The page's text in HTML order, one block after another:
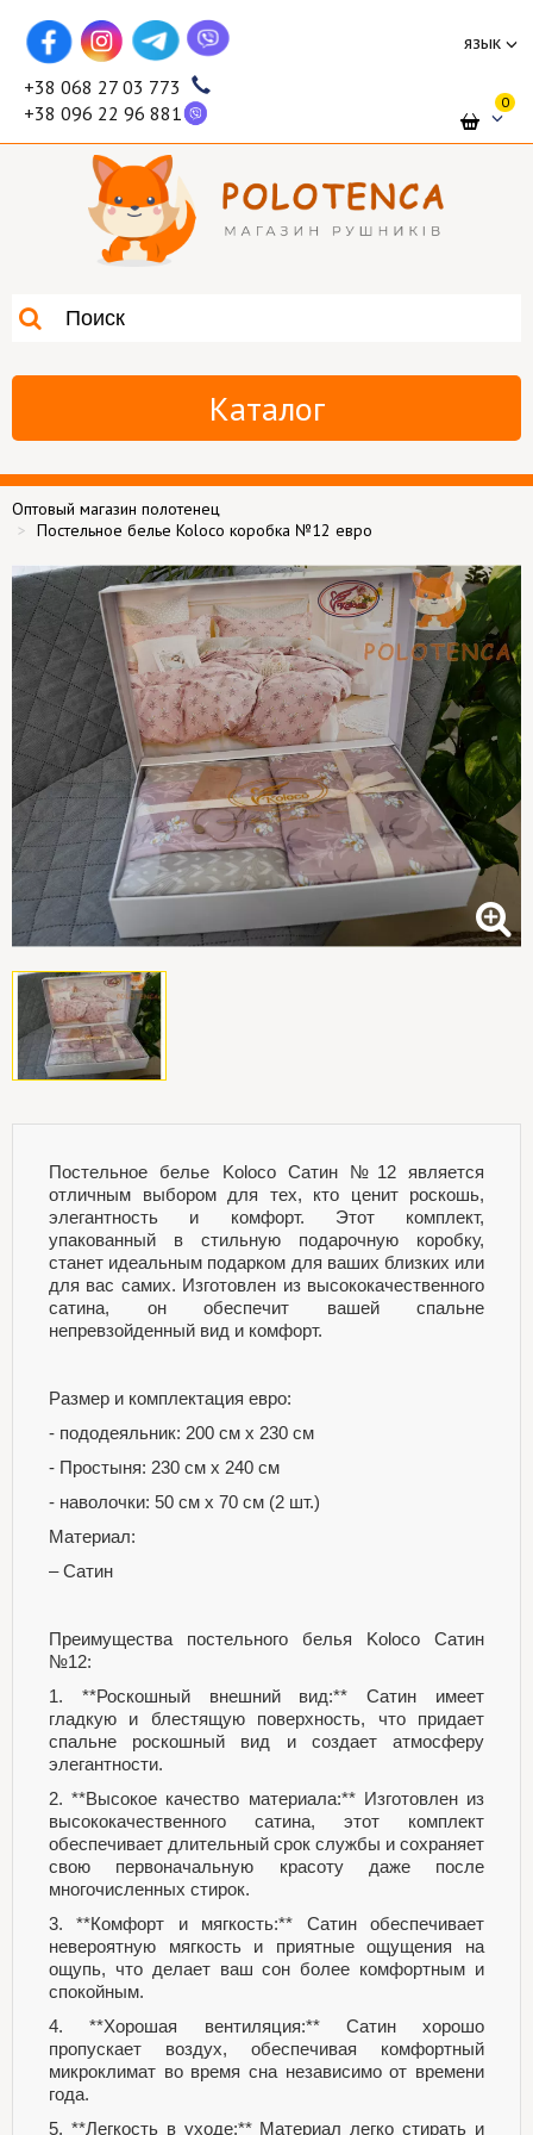
язык
+38 068 27 03 773
+38 096 22 96 881
0
Каталог
Оптовый магазин полотенец
Постельное белье Koloco коробка №12 евро
Постельное белье Koloco Сатин №12 является
отличным выбором для тех, кто ценит роскошь,
элегантность и комфорт. Этот комплект,
упакованный в стильную подарочную коробку,
станет идеальным подарком для ваших близких или
для вас самих. Изготовлен из высококачественного
сатина, он обеспечит вашей спальне
непревзойденный вид и комфорт.
Размер и комплектация евро:
- пододеяльник: 200 см х 230 см
- Простыня: 230 см х 240 см
- наволочки: 50 см х 70 см (2 шт.)
Материал:
– Сатин
Преимущества постельного белья Koloco Сатин
№12:
1. **Роскошный внешний вид:** Сатин имеет
гладкую и блестящую поверхность, что придает
спальне роскошный вид и создает атмосферу
элегантности.
2. **Высокое качество материала:** Изготовлен из
высококачественного сатина, этот комплект
обеспечивает длительный срок службы и сохраняет
свою первоначальную красоту даже после
многочисленных стирок.
3. **Комфорт и мягкость:** Сатин обеспечивает
невероятную мягкость и приятные ощущения на
ощупь, что делает ваш сон более комфортным и
спокойным.
4. **Хорошая вентиляция:** Сатин хорошо
пропускает воздух, обеспечивая комфортный
микроклимат во время сна независимо от времени
года.
5. **Легкость в уходе:** Материал легко стирать и